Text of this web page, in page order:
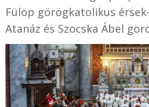
Fülöp görögkatolikus
Atanáz és Szocska Ábel